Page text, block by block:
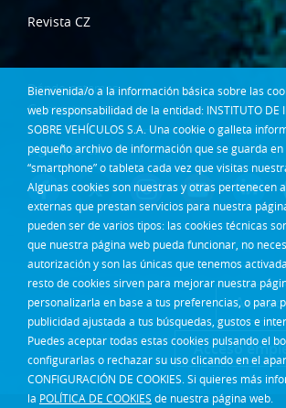
Bienvenida/o a la información básica sobre las
web responsabilidad de la entidad: INSTITUTO DE
SOBRE VEHÍCULOS S.A. Una cookie o galleta
pequeño archivo de información que se guarda en
“smartphone” o tableta cada vez que visitas
Algunas cookies son nuestras y otras pertenecen
externas que prestan servicios para nuestra
pueden ser de varios tipos: las cookies técnicas
que nuestra página web pueda funcionar, no
autorización y son las únicas que tenemos
resto de cookies sirven para mejorar nuestra
personalizarla en base a tus preferencias, o para
publicidad ajustada a tus búsquedas, gustos e
Puedes aceptar todas estas cookies pulsando el
configurarlas o rechazar su uso clicando en el
CONFIGURACIÓN DE COOKIES. Si quieres más
la POLÍTICA DE COOKIES de nuestra página web.
Revista CZ
Dónde estamos
Contacta
Síguenos en:
Acceso